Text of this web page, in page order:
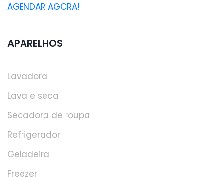
AGENDAR AGORA!
APARELHOS
Lavadora
Lava e seca
Secadora de roupa
Refrigerador
Geladeira
Freezer